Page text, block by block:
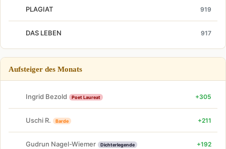
PLAGIAT 919
DAS LEBEN 917
Aufsteiger des Monats
Ingrid Bezold Poet Laureat +305
Uschi R. Barde +211
Gudrun Nagel-Wiemer Dichterlegende +192